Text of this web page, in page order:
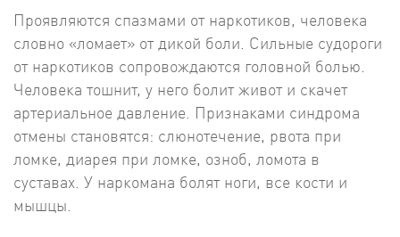
Проявляются спазмами от наркотиков, человека
словно «ломает» от дикой боли. Сильные судороги
от наркотиков сопровождаются головной болью.
Человека тошнит, у него болит живот и скачет
артериальное давление. Признаками синдрома
отмены становятся: слюнотечение, рвота при
ломке, диарея при ломке, озноб, ломота в
суставах. У наркомана болят ноги, все кости и
мышцы.